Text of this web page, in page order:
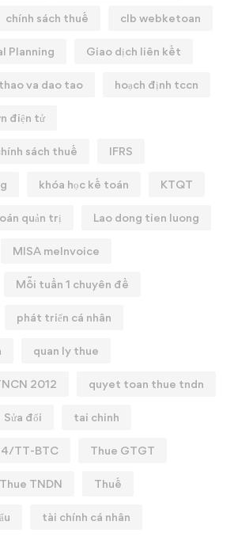
chính sách thuế clb webketoan
Planning Giao dịch liên kết
va dao tao hoạch định tccn
điện tử
sách thuế IFRS
khóa học kế toán KTQT
quản trị Lao dong tien luong
MISA meInvoice
Mỗi tuần 1 chuyên đề
phát triển cá nhân
quan ly thue
2012 quyet toan thue tndn
Sửa đổi tai chinh
TT-BTC Thue GTGT
Thue TNDN Thuế
tài chính cá nhân